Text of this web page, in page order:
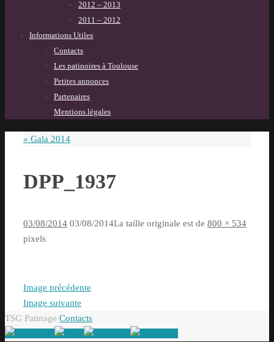
2012 – 2013
2011 – 2012
Informations Utiles
Contacts
Les patinoires à Toulouse
Petites annonces
Partenaires
Mentions légales
« Gala 2014
DPP_1937
03/08/2014 03/08/2014La taille originale est de 800 × 534
pixels
Image précédente
Image suivante
TSG Patinage Contacts